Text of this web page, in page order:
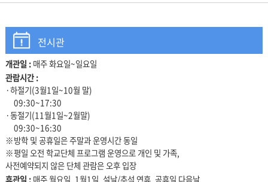
전시관
관람안내
개관일 :매주 화요일~일요일
관람시간 :
·하절기(3월1일~10월 말)
09:30~17:30
·동절기(11월1일~2월말)
09:30~16:30
※방학 및 공휴일은 주말과 운영시간 동일
※평일 오전 학교단체 프로그램 운영으로 개인 및 가족,
사전예약되지 않은 단체 관람은 오후 입장
휴관일 :매주 월요일, 1월1일, 설날/추석 연휴, 공휴일 다음날